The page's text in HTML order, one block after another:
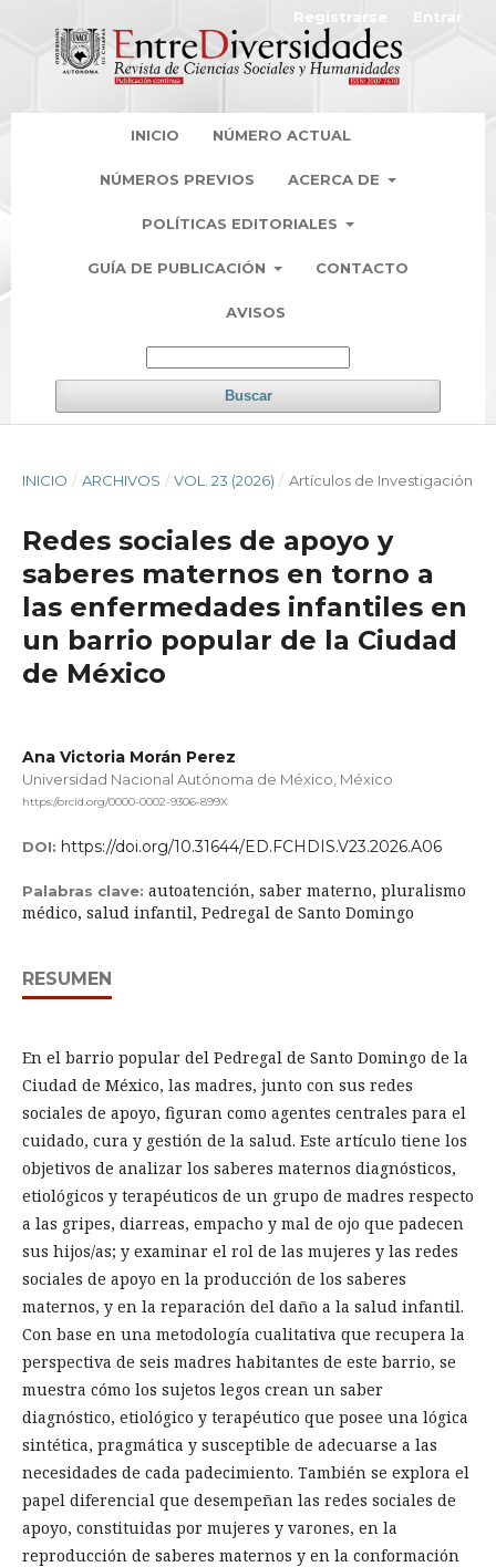
INICIO NÚMERO ACTUAL
NÚMEROS PREVIOS ACERCA DE
POLÍTICAS EDITORIALES
GUÍA DE PUBLICACIÓN CONTACTO
AVISOS
Buscar
Registrarse Entrar
INICIO / ARCHIVOS / VOL. 23 (2026) / Artículos de Investigación
Redes sociales de apoyo y
saberes maternos en torno a
las enfermedades infantiles en
un barrio popular de la Ciudad
de México
Ana Victoria Morán Perez
Universidad Nacional Autónoma de México, México
https://orcid.org/0000-0002-9306-899X
DOI: https://doi.org/10.31644/ED.FCHDIS.V23.2026.A06
Palabras clave: autoatención, saber materno, pluralismo
médico, salud infantil, Pedregal de Santo Domingo
RESUMEN
En el barrio popular del Pedregal de Santo Domingo de la
Ciudad de México, las madres, junto con sus redes
sociales de apoyo, figuran como agentes centrales para el
cuidado, cura y gestión de la salud. Este artículo tiene los
objetivos de analizar los saberes maternos diagnósticos,
etiológicos y terapéuticos de un grupo de madres respecto
a las gripes, diarreas, empacho y mal de ojo que padecen
sus hijos/as; y examinar el rol de las mujeres y las redes
sociales de apoyo en la producción de los saberes
maternos, y en la reparación del daño a la salud infantil.
Con base en una metodología cualitativa que recupera la
perspectiva de seis madres habitantes de este barrio, se
muestra cómo los sujetos legos crean un saber
diagnóstico, etiológico y terapéutico que posee una lógica
sintética, pragmática y susceptible de adecuarse a las
necesidades de cada padecimiento. También se explora el
papel diferencial que desempeñan las redes sociales de
apoyo, constituidas por mujeres y varones, en la
reproducción de saberes maternos y en la conformación